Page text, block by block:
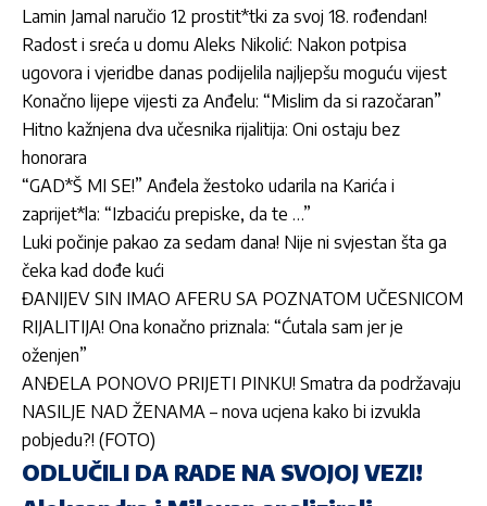
Lamin Jamal naručio 12 prostit*tki za svoj 18. rođendan!
Radost i sreća u domu Aleks Nikolić: Nakon potpisa
ugovora i vjeridbe danas podijelila najljepšu moguću vijest
Konačno lijepe vijesti za Anđelu: “Mislim da si razočaran”
Hitno kažnjena dva učesnika rijalitija: Oni ostaju bez
honorara
“GAD*Š MI SE!” Anđela žestoko udarila na Karića i
zaprijet*la: “Izbaciću prepiske, da te …”
Luki počinje pakao za sedam dana! Nije ni svjestan šta ga
čeka kad dođe kući
ĐANIJEV SIN IMAO AFERU SA POZNATOM UČESNICOM
RIJALITIJA! Ona konačno priznala: “Ćutala sam jer je
oženjen”
ANĐELA PONOVO PRIJETI PINKU! Smatra da podržavaju
NASILJE NAD ŽENAMA – nova ucjena kako bi izvukla
pobjedu?! (FOTO)
ODLUČILI DA RADE NA SVOJOJ VEZI!